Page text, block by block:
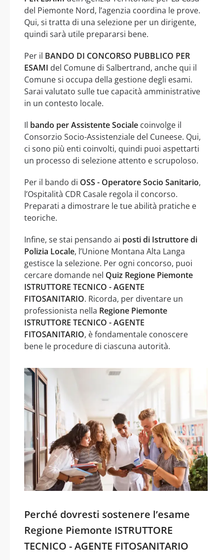
del Piemonte Nord, l’agenzia coordina le prove.
Qui, si tratta di una selezione per un dirigente,
quindi sarà utile prepararsi bene.
Per il BANDO DI CONCORSO PUBBLICO PER
ESAMI del Comune di Salbertrand, anche qui il
Comune si occupa della gestione degli esami.
Sarai valutato sulle tue capacità amministrative
in un contesto locale.
Il bando per Assistente Sociale coinvolge il
Consorzio Socio-Assistenziale del Cuneese. Qui,
ci sono più enti coinvolti, quindi puoi aspettarti
un processo di selezione attento e scrupoloso.
Per il bando di OSS - Operatore Socio Sanitario,
l’Ospitalità CDR Casale regola il concorso.
Preparati a dimostrare le tue abilità pratiche e
teoriche.
Infine, se stai pensando ai posti di Istruttore di
Polizia Locale, l’Unione Montana Alta Langa
gestisce la selezione. Per ogni concorso, puoi
cercare domande nel Quiz Regione Piemonte
ISTRUTTORE TECNICO - AGENTE
FITOSANITARIO. Ricorda, per diventare un
professionista nella Regione Piemonte
ISTRUTTORE TECNICO - AGENTE
FITOSANITARIO, è fondamentale conoscere
bene le procedure di ciascuna autorità.
Perché dovresti sostenere l’esame
Regione Piemonte ISTRUTTORE
TECNICO - AGENTE FITOSANITARIO